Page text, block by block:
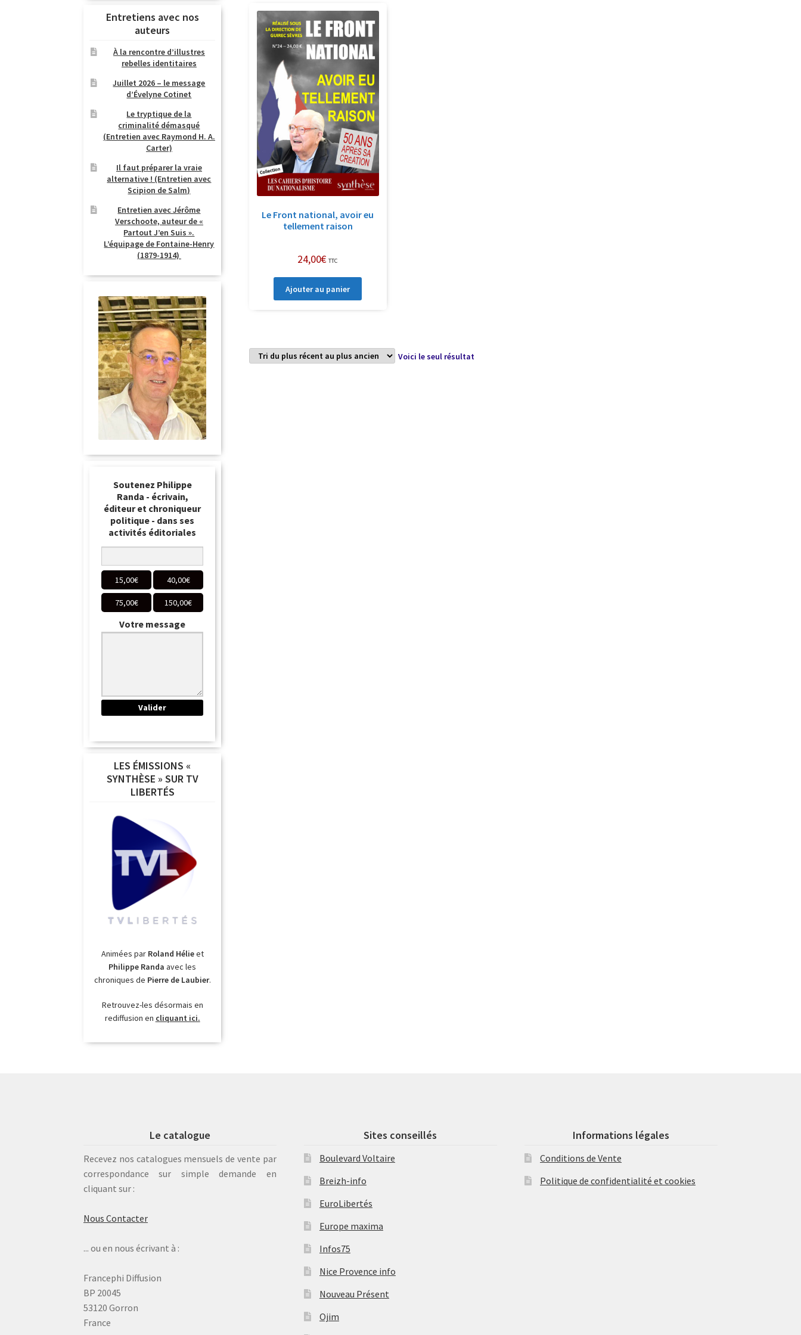
Le Front national, avoir eu
tellement raison
24,00€ TTC
Ajouter au panier
Voici le seul résultat
Entretiens avec nos
auteurs
À la rencontre d’illustres
rebelles identitaires
Juillet 2026 – le message
d’Évelyne Cotinet
Le tryptique de la
criminalité démasqué
(Entretien avec Raymond H. A.
Carter)
Il faut préparer la vraie
alternative ! (Entretien avec
Scipion de Salm)
Entretien avec Jérôme
Verschoote, auteur de «
Partout J’en Suis ».
L’équipage de Fontaine-Henry
(1879-1914)
Soutenez Philippe
Randa - écrivain,
éditeur et chroniqueur
politique - dans ses
activités éditoriales
15,00€ 40,00€
75,00€ 150,00€
Votre message
LES ÉMISSIONS «
SYNTHÈSE » SUR TV
LIBERTÉS
Animées par Roland Hélieet
Philippe Randa avec les
chroniques de Pierre de Laubier.
Retrouvez-les désormais en
rediffusion en cliquant ici.
Le catalogue
Recevez nos catalogues mensuels de vente par
correspondance sur simple demande en
cliquant sur :
Nous Contacter
... ou en nous écrivant à :
Francephi Diffusion
BP 20045
53120 Gorron
France
Sites conseillés
Boulevard Voltaire
Breizh-info
EuroLibertés
Europe maxima
Infos75
Nice Provence info
Nouveau Présent
Ojim
Informations légales
Conditions de Vente
Politique de confidentialité et cookies